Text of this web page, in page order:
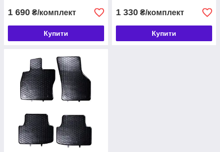
1 690 ₴/комплект
Купити
1 330 ₴/комплект
Купити